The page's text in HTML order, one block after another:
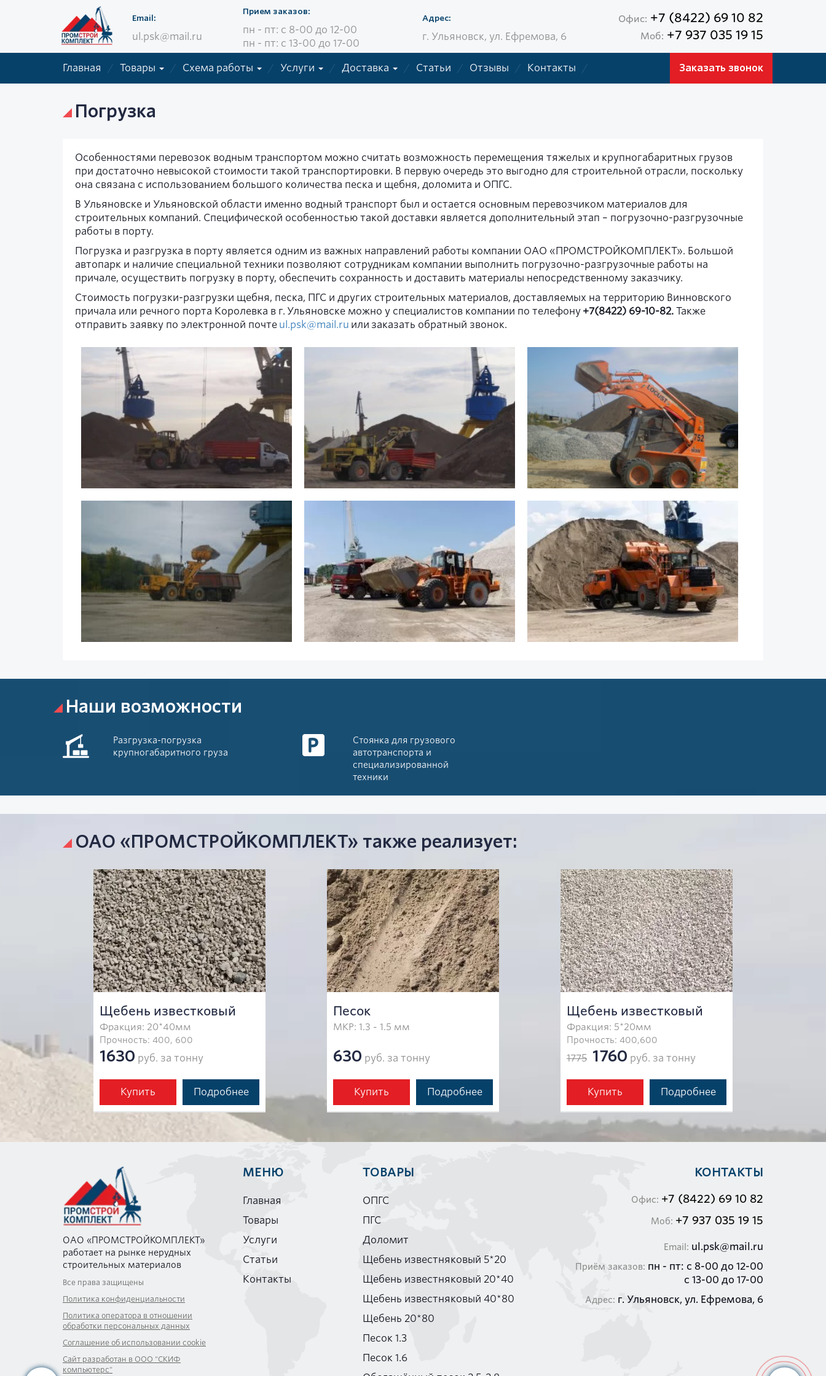
Email:
ul.psk@mail.ru
Прием заказов:
пн - пт: c 8-00 до 12-00
пн - пт: c 13-00 до 17-00
Адрес:
г. Ульяновск, ул. Ефремова, 6
Офис: +7 (8422) 69 10 82
Моб: +7 937 035 19 15
Главная Товары Схема работы Услуги Доставка Статьи Отзывы Контакты Заказать звонок
Погрузка
Особенностями перевозок водным транспортом можно считать возможность перемещения тяжелых и крупногабаритных грузов
при достаточно невысокой стоимости такой транспортировки. В первую очередь это выгодно для строительной отрасли, поскольку
она связана с использованием большого количества песка и щебня, доломита и ОПГС.
В Ульяновске и Ульяновской области именно водный транспорт был и остается основным перевозчиком материалов для
строительных компаний. Специфической особенностью такой доставки является дополнительный этап – погрузочно-разгрузочные
работы в порту.
Погрузка и разгрузка в порту является одним из важных направлений работы компании ОАО «ПРОМСТРОЙКОМПЛЕКТ». Большой
автопарк и наличие специальной техники позволяют сотрудникам компании выполнить погрузочно-разгрузочные работы на
причале, осуществить погрузку в порту, обеспечить сохранность и доставить материалы непосредственному заказчику.
Стоимость погрузки-разгрузки щебня, песка, ПГС и других строительных материалов, доставляемых на территорию Винновского
причала или речного порта Королевка в г. Ульяновске можно у специалистов компании по телефону +7(8422) 69-10-82. Также
отправить заявку по электронной почте ul.psk@mail.ru или заказать обратный звонок.
Наши возможности
Разгрузка-погрузка
крупногабаритного груза
Стоянка для грузового
автотранспорта и
специализированной
техники
ОАО «ПРОМСТРОЙКОМПЛЕКТ» также реализует:
Щебень известковый
Фракция: 20*40мм
Прочность: 400, 600
1630 руб. за тонну
Купить Подробнее
Песок
МКР: 1.3 - 1.5 мм
630 руб. за тонну
Купить Подробнее
Щебень известковый
Фракция: 5*20мм
Прочность: 400,600
1775 1760 руб. за тонну
Купить Подробнее
ОАО «ПРОМСТРОЙКОМПЛЕКТ»
работает на рынке нерудных
строительных материалов
Все права защищены
Политика конфиденциальности
Политика оператора в отношении
обработки персональных данных
Соглашение об использовании cookie
Сайт разработан в ООО "СКИФ
компьютерс"
МЕНЮ
Главная
Товары
Услуги
Статьи
Контакты
ТОВАРЫ
ОПГС
ПГС
Доломит
Щебень известняковый 5*20
Щебень известняковый 20*40
Щебень известняковый 40*80
Щебень 20*80
Песок 1.3
Песок 1.6
КОНТАКТЫ
Офис: +7 (8422) 69 10 82
Моб: +7 937 035 19 15
Email: ul.psk@mail.ru
Приём заказов: пн - пт: c 8-00 до 12-00
с 13-00 до 17-00
Адрес: г. Ульяновск, ул. Ефремова, 6